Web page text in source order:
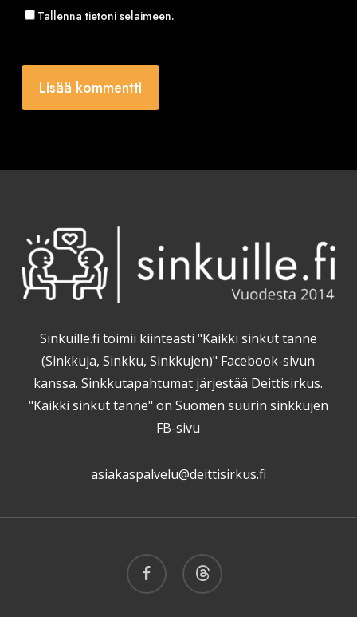
Tallenna tietoni selaimeen.
Sinkuille.fi toimii kiinteästi "Kaikki sinkut tänne
(Sinkkuja, Sinkku, Sinkkujen)" Facebook-sivun
kanssa. Sinkkutapahtumat järjestää Deittisirkus.
"Kaikki sinkut tänne" on Suomen suurin sinkkujen
FB-sivu
asiakaspalvelu@deittisirkus.fi
facebook threads